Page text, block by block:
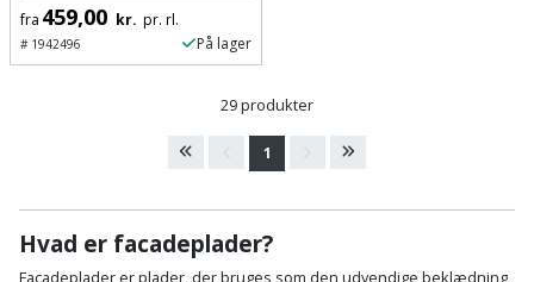
fra 459,00 kr. pr. rl.
#1942496 På lager
29 produkter
1
Hvad er facadeplader?
Facadeplader er plader, der bruges som den udvendige beklædning